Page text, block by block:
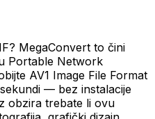
MegaConvert to čini
Portable Network
AV1 Image File Format
— bez instalacije
obzira trebate li ovu